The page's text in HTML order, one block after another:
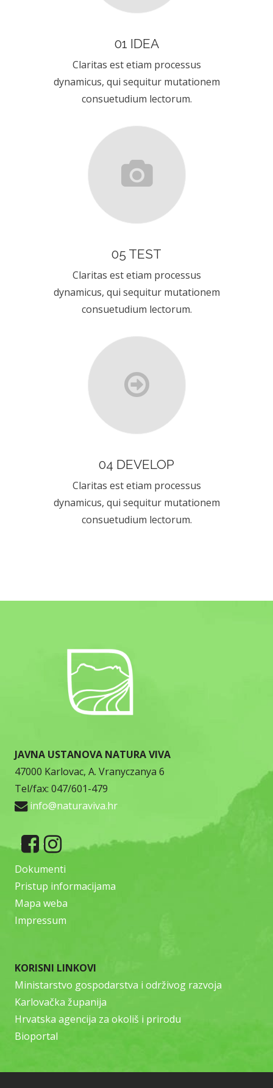
01 IDEA
Claritas est etiam processus
dynamicus, qui sequitur mutationem
consuetudium lectorum.
05 TEST
Claritas est etiam processus
dynamicus, qui sequitur mutationem
consuetudium lectorum.
04 DEVELOP
Claritas est etiam processus
dynamicus, qui sequitur mutationem
consuetudium lectorum.
JAVNA USTANOVA NATURA VIVA
47000 Karlovac, A. Vranyczanya 6
Tel/fax: 047/601-479
info@naturaviva.hr
Dokumenti
Pristup informacijama
Mapa weba
Impressum
KORISNI LINKOVI
Ministarstvo gospodarstva i održivog razvoja
Karlovačka županija
Hrvatska agencija za okoliš i prirodu
Bioportal